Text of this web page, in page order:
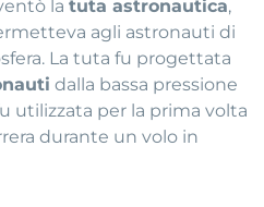
la tuta astronautica,
agli astronauti di
La tuta fu progettata
dalla bassa pressione
utilizzata per la prima volta
durante un volo in